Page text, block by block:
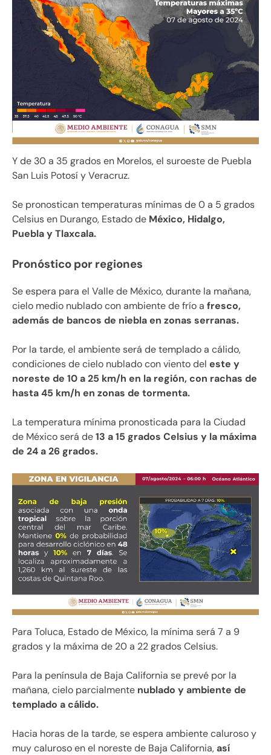
Y de 30 a 35 grados en Morelos, el suroeste de Puebla
San Luis Potosí y Veracruz.
Se pronostican temperaturas mínimas de 0 a 5 grados
Celsius en Durango, Estado de México, Hidalgo,
Puebla y Tlaxcala.
Pronóstico por regiones
Se espera para el Valle de México, durante la mañana,
cielo medio nublado con ambiente de frío a fresco,
además de bancos de niebla en zonas serranas.
Por la tarde, el ambiente será de templado a cálido,
condiciones de cielo nublado con viento del este y
noreste de 10 a 25 km/h en la región, con rachas de
hasta 45 km/h en zonas de tormenta.
La temperatura mínima pronosticada para la Ciudad
de México será de13 a 15 grados Celsius y la máxima
de 24 a 26 grados.
Para Toluca, Estado de México, la mínima será 7 a 9
grados y la máxima de 20 a 22 grados Celsius.
Para la península de Baja California se prevé por la
mañana, cielo parcialmente nublado y ambiente de
templado a cálido.
Hacia horas de la tarde, se espera ambiente caluroso y
muy caluroso en el noreste de Baja California,así